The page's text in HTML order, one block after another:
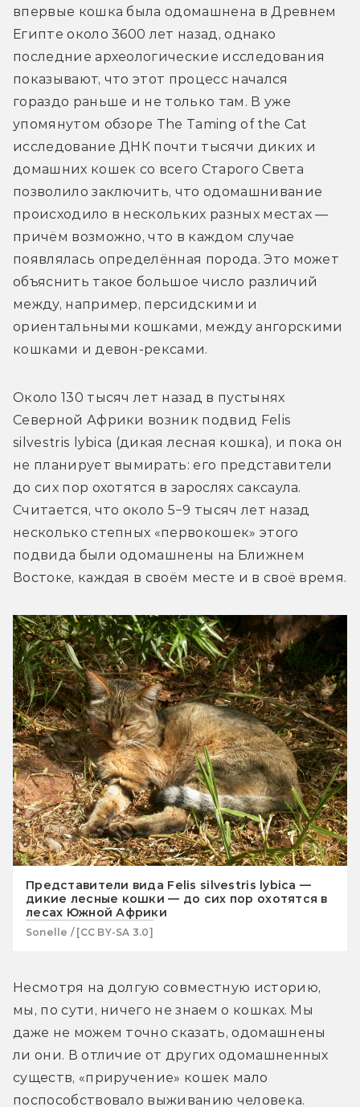
впервые кошка была одомашнена в Древнем
Египте около 3600 лет назад, однако
последние археологические исследования
показывают, что этот процесс начался
гораздо раньше и не только там. В уже
упомянутом обзоре The Taming of the Cat
исследование ДНК почти тысячи диких и
домашних кошек со всего Старого Света
позволило заключить, что одомашнивание
происходило в нескольких разных местах —
причём возможно, что в каждом случае
появлялась определённая порода. Это может
объяснить такое большое число различий
между, например, персидскими и
ориентальными кошками, между ангорскими
кошками и девон-рексами.
Около 130 тысяч лет назад в пустынях
Северной Африки возник подвид Felis
silvestris lybica (дикая лесная кошка), и пока он
не планирует вымирать: его представители
до сих пор охотятся в зарослях саксаула.
Считается, что около 5−9 тысяч лет назад
несколько степных «первокошек» этого
подвида были одомашнены на Ближнем
Востоке, каждая в своём месте и в своё время.
Представители вида Felis silvestris lybica —
дикие лесные кошки — до сих пор охотятся в
лесах Южной Африки
Sonelle / [CC BY-SA 3.0]
Несмотря на долгую совместную историю,
мы, по сути, ничего не знаем о кошках. Мы
даже не можем точно сказать, одомашнены
ли они. В отличие от других одомашненных
существ, «приручение» кошек мало
поспособствовало выживанию человека.